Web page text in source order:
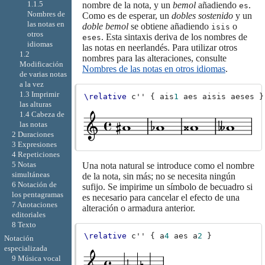
nombre de la nota, y un bemolañadiendo es.
Como es de esperar, un dobles sostenidoy un
doble bemolse obtiene añadiendo isis o
eses. Esta sintaxis deriva de los nombres de
las notas en neerlandés. Para utilizar otros
nombres para las alteraciones, consulte
Nombres de las notas en otros idiomas.
\relative c'' { ais1 aes aisis aeses }
Una nota natural se introduce como el nombre
de la nota, sin más; no se necesita ningún
sufijo. Se impirime un símbolo de becuadro si
es necesario para cancelar el efecto de una
alteración o armadura anterior.
\relative c'' { a4 aes a2 }
1.1.5
Nombres de
las notas en
otros
idiomas
1.2
Modificación
de varias notas
a la vez
1.3 Imprimir
las alturas
1.4 Cabeza de
las notas
2 Duraciones
3 Expresiones
4 Repeticiones
5 Notas
simultáneas
6 Notación de
los pentagramas
7 Anotaciones
editoriales
8 Texto
Notación
especializada
9 Música vocal